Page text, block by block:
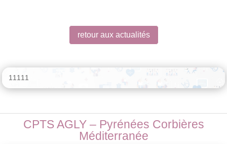
retour aux actualités
11111
CPTS AGLY – Pyrénées Corbières
Méditerranée